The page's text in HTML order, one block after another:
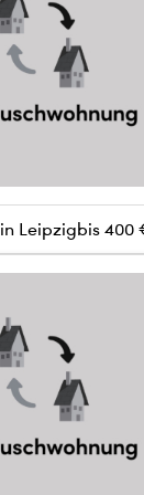
in Leipzigbis 400